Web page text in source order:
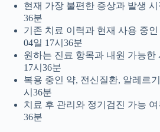
현재 가장 불편한 증상과 발생 시
36분
기존 치료 이력과 현재 사용 중
04일 17시36분
원하는 진료 항목과 내원 가능한
17시36분
복용 중인 약, 전신질환, 알레르
시36분
치료 후 관리와 정기검진 가능 여
36분